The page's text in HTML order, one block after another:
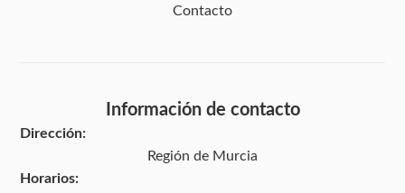
Contacto
Información de contacto
Dirección:
Región de Murcia
Horarios: